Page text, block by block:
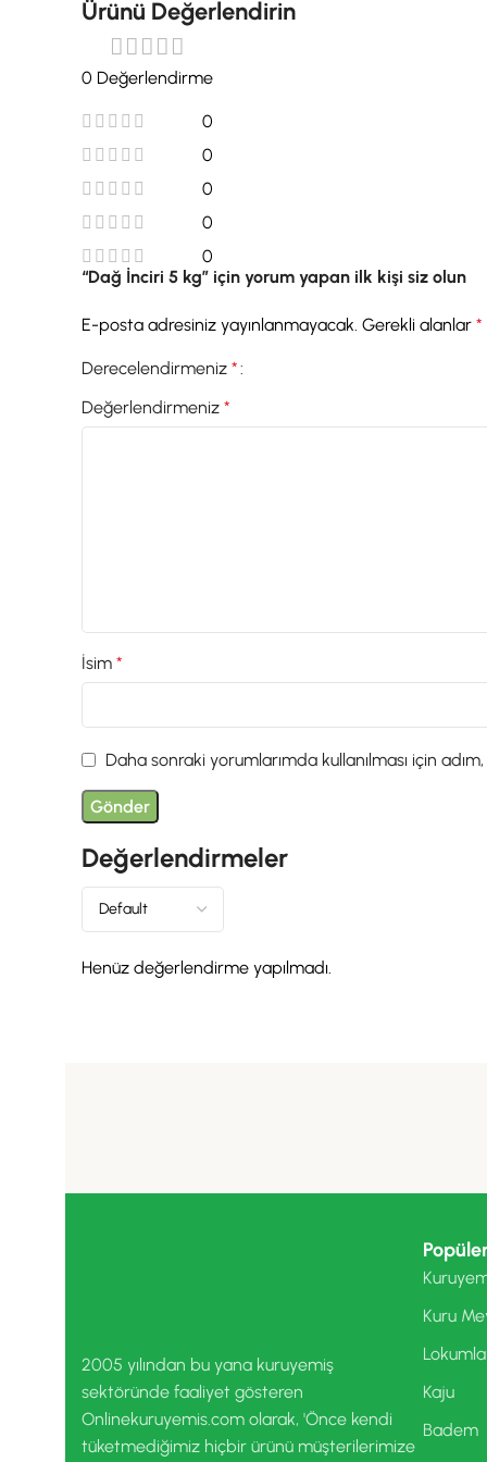
Ürünü Değerlendirin
0 Değerlendirme
0
0
0
0
0
Değerlendirmeler
Henüz değerlendirme yapılmadı.
“Dağ İnciri 5 kg” için yorum yapan ilk kişi siz olun
E-posta adresiniz yayınlanmayacak. Gerekli alanlar*
Derecelendirmeniz*
Değerlendirmeniz*
İsim*
Daha sonraki yorumlarımda kullanılması için
2005 yılından bu yana kuruyemiş
sektöründe faaliyet gösteren
Onlinekuruyemis.com olarak, 'Önce kendi
tüketmediğimiz hiçbir ürünü müşterilerimize
Kuru
Kaju
Badem